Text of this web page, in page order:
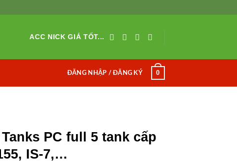
ACC NICK GIÁ TỐT...
ĐĂNG NHẬP / ĐĂNG KÝ 0
PC full 5 tank cấp
IS-7,…